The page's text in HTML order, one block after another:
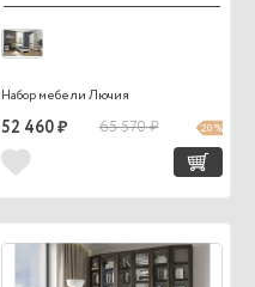
Набор мебели Лючия
52 460 ₽ 65 570 ₽ 20 %